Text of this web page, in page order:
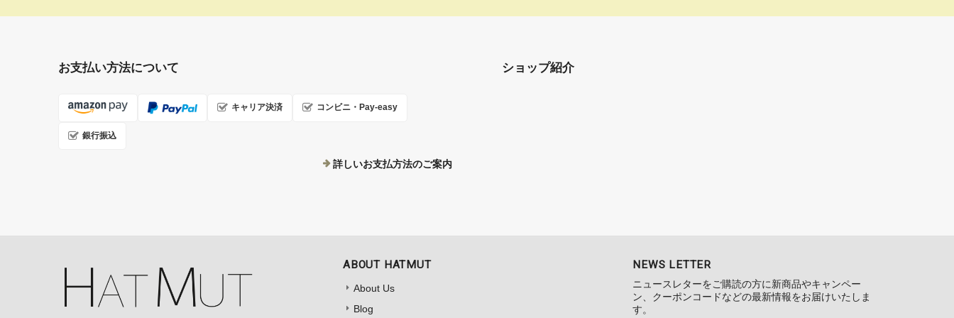
お支払い方法について
キャリア決済 コンビニ・Pay-easy
銀行振込
詳しいお支払方法のご案内
ショップ紹介
ABOUT HATMUT
About Us
Blog
NEWS LETTER
ニュースレターをご購読の方に新商品やキャンペー
ン、クーポンコードなどの最新情報をお届けいたしま
す。